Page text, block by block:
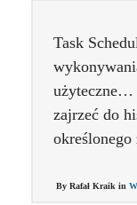
Task
użyteczne…
zajrzeć do
By Rafał Kraik in